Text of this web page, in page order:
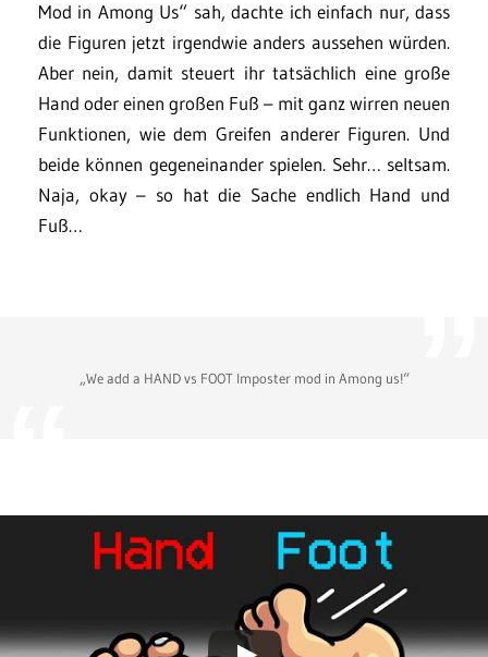
Mod in Among Us“ sah, dachte ich einfach nur, dass
die Figuren jetzt irgendwie anders aussehen würden.
Aber nein, damit steuert ihr tatsächlich eine große
Hand oder einen großen Fuß – mit ganz wirren neuen
Funktionen, wie dem Greifen anderer Figuren. Und
beide können gegeneinander spielen. Sehr… seltsam.
Naja, okay – so hat die Sache endlich Hand und
Fuß…
„We add a HAND vs FOOT Imposter mod in Among us!“